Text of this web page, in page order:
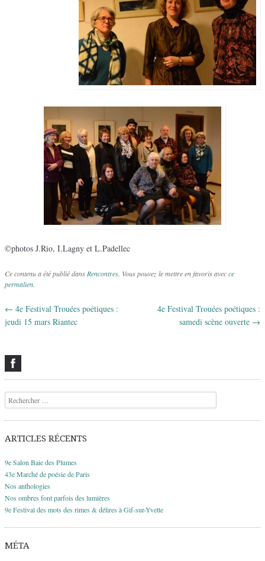
©photos J.Rio, I.Lagny et L.Padellec
Ce contenu a été publié dans Rencontres . Vous pouvez le mettre en favoris avecce
permalien
Navigation des articles
← 4e Festival Trouées poétiques :
jeudi 15 mars Riantec
4e Festival Trouées poétiques :
samedi scène ouverte →
Recherche
ARTICLES RÉCENTS
9e Salon Baie des Plumes
43e Marché de poésie de Paris
Nos anthologies
Nos ombres font parfois des lumières
9e Festival des mots des rimes & délires à Gif-sur-Yvette
MÉTA